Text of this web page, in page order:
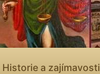
Historie a zajímavosti